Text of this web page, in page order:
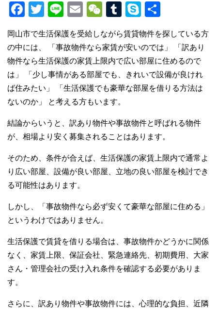
F
a
c
e
b
o
o
k
T
tt
er
Li
n
e
E
m
ail
W
C
h
at
T
m
bl
r
S
p
e
岡山市で生活保護を受給しながら賃貸物件を探している方
の中には、 「事故物件なら家賃が安いのでは」 「訳あり
物件なら生活保護の家賃上限内で広い部屋に住めるので
は」 「少し事情がある部屋でも、きれいで設備が良けれ
ば住みたい」 「生活保護でも豪華な部屋を借りる方法は
ないのか」 と考える方もいます。
結論からいうと、訳あり物件や事故物件と呼ばれる物件
が、相場より安く募集されることはあります。
そのため、条件が合えば、生活保護の家賃上限内で通常よ
り広い部屋、設備が良い部屋、立地の良い部屋を検討でき
る可能性はあります。
しかし、「事故物件なら必ず安くて豪華な部屋に住める」
というわけではありません。
生活保護で賃貸を借りる場合は、事故物件かどうかに関係
なく、家賃上限、保証会社、緊急連絡先、初期費用、大家
さん・管理会社の受け入れ条件を確認する必要がありま
す。
さらに、訳あり物件や事故物件には、心理的な負担、近隣